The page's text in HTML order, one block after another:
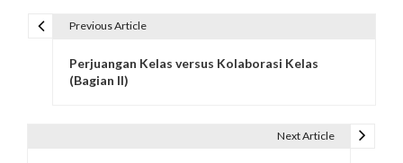
Previous Article
Perjuangan Kelas versus Kolaborasi Kelas
(Bagian II)
Next Article